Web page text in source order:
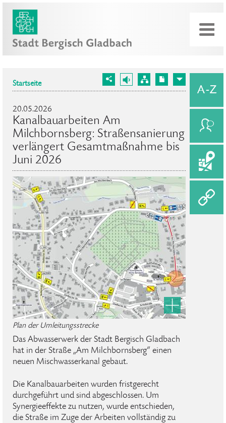
Startseite
20.05.2026
Kanalbauarbeiten Am
Milchbornsberg: Straßensanierung
verlängert Gesamtmaßnahme bis
Juni 2026
Plan der Umleitungsstrecke
Das Abwasserwerk der Stadt Bergisch Gladbach
hat in der Straße „Am Milchbornsberg“ einen
neuen Mischwasserkanal gebaut.
Die Kanalbauarbeiten wurden fristgerecht
durchgeführt und sind abgeschlossen. Um
Synergieeffekte zu nutzen, wurde entschieden,
die Straße im Zuge der Arbeiten vollständig zu